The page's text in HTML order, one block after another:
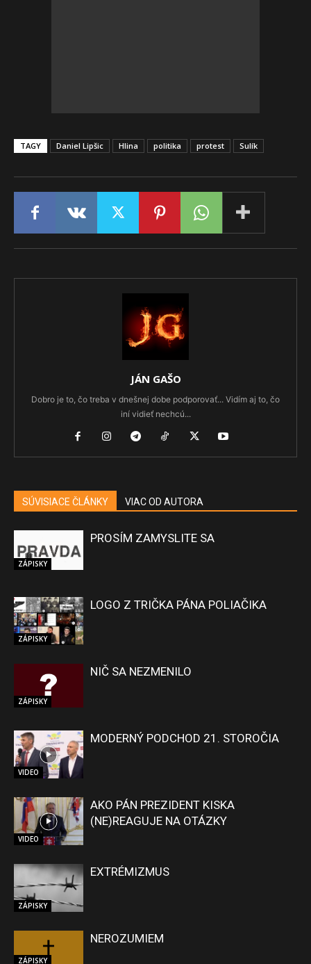
TAGY Daniel Lipšic Hlina politika protest Sulík
JÁN GAŠO
Dobro je to, čo treba v dnešnej dobe podporovať... Vidím aj to, čo
iní vidieť nechcú...
SÚVISIACE ČLÁNKY VIAC OD AUTORA
ZÁPISKY
PROSÍM ZAMYSLITE SA
ZÁPISKY
LOGO Z TRIČKA PÁNA POLIAČIKA
ZÁPISKY
NIČ SA NEZMENILO
VIDEO
MODERNÝ PODCHOD 21. STOROČIA
VIDEO
AKO PÁN PREZIDENT KISKA
(NE)REAGUJE NA OTÁZKY
ZÁPISKY
EXTRÉMIZMUS
ZÁPISKY
NEROZUMIEM